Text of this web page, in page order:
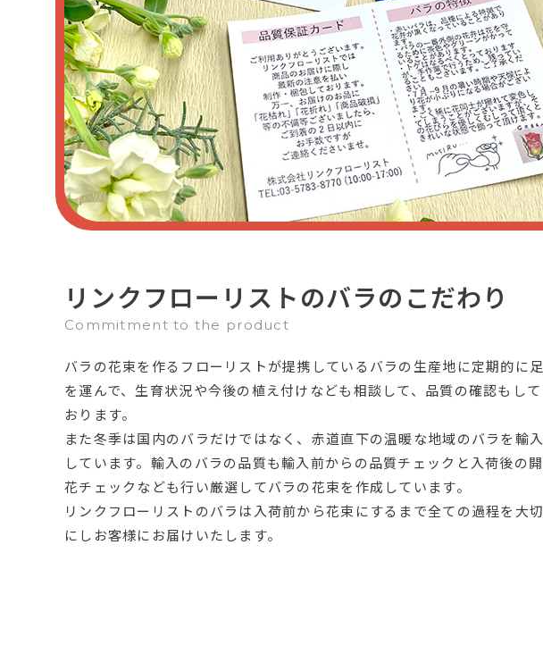
リンクフローリストのバラのこだわり
Commitment to the product
バラの花束を作るフローリストが提携しているバラの生産地に定期的に足
を運んで、生育状況や今後の植え付けなども相談して、品質の確認もして
おります。
また冬季は国内のバラだけではなく、赤道直下の温暖な地域のバラを輸入
しています。輸入のバラの品質も輸入前からの品質チェックと入荷後の開
花チェックなども行い厳選してバラの花束を作成しています。
リンクフローリストのバラは入荷前から花束にするまで全ての過程を大切
にしお客様にお届けいたします。